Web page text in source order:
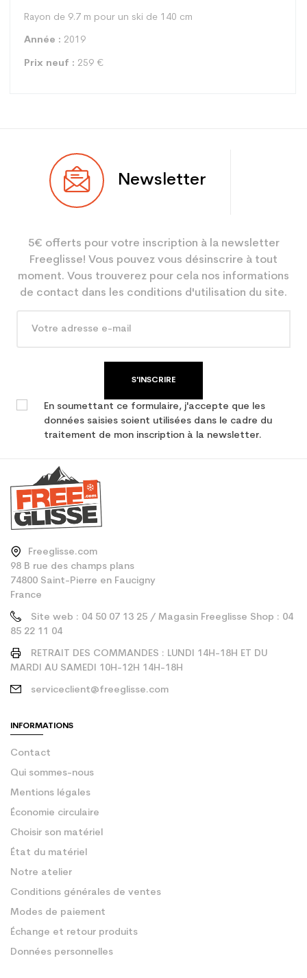
Rayon de 9.7 m pour un ski de 140 cm
Année : 2019
Prix neuf : 259 €
Utilisateur Junior
Coloris Blanc
En achetant d'occasion :
Economie CO² (en kg)
2.1
Newsletter
5€ offerts pour votre inscription à la newsletter
Freeglisse! Vous pouvez vous désinscrire à tout
moment. Vous trouverez pour cela nos informations
de contact dans les conditions d'utilisation du site.
S'INSCRIRE
En soumettant ce formulaire, j'accepte que les
données saisies soient utilisées dans le cadre du
traitement de mon inscription à la newsletter.
Freeglisse.com
98 B rue des champs plans
74800 Saint-Pierre en Faucigny
France
Site web : 04 50 07 13 25 / Magasin Freeglisse Shop : 04
85 22 11 04
RETRAIT DES COMMANDES : LUNDI 14H-18H ET DU
MARDI AU SAMEDI 10H-12H 14H-18H
serviceclient@freeglisse.com
INFORMATIONS
Contact
Qui sommes-nous
Mentions légales
Économie circulaire
Choisir son matériel
État du matériel
Notre atelier
Conditions générales de ventes
Modes de paiement
Échange et retour produits
Données personnelles